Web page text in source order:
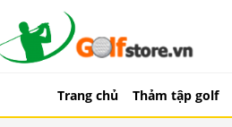
Trang chủ Thảm tập golf